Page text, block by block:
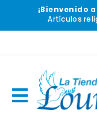
¡Bienvenido
Artículos